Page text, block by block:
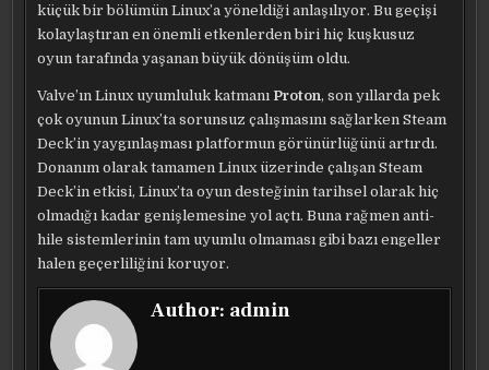
küçük bir bölümün Linux’a yöneldiği anlaşılıyor. Bu geçişi
kolaylaştıran en önemli etkenlerden biri hiç kuşkusuz
oyun tarafında yaşanan büyük dönüşüm oldu.
Valve’ın Linux uyumluluk katmanı Proton, son yıllarda pek
çok oyunun Linux’ta sorunsuz çalışmasını sağlarken Steam
Deck’in yaygınlaşması platformun görünürlüğünü artırdı.
Donanım olarak tamamen Linux üzerinde çalışan Steam
Deck’in etkisi, Linux’ta oyun desteğinin tarihsel olarak hiç
olmadığı kadar genişlemesine yol açtı. Buna rağmen anti-
hile sistemlerinin tam uyumlu olmaması gibi bazı engeller
halen geçerliliğini koruyor.
Author: admin